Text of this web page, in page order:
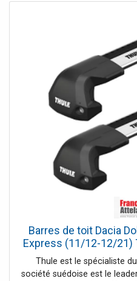
Barres de toit Dacia
Express (11/12-12/21)
Thule est le spécialiste
société suédoise est le